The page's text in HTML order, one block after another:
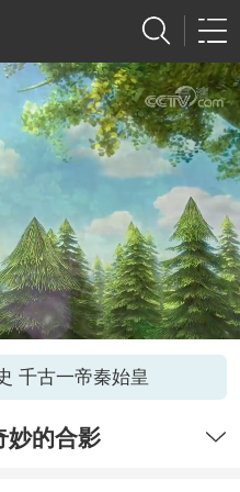
千古一帝秦始皇
妙的合影